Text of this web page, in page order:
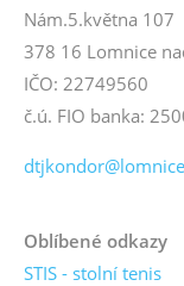
Nám.5.května 107
378 16 Lomnice
IČO: 22749560
č.ú. FIO banka:
Oblíbené odkazy
STIS - stolní tenis